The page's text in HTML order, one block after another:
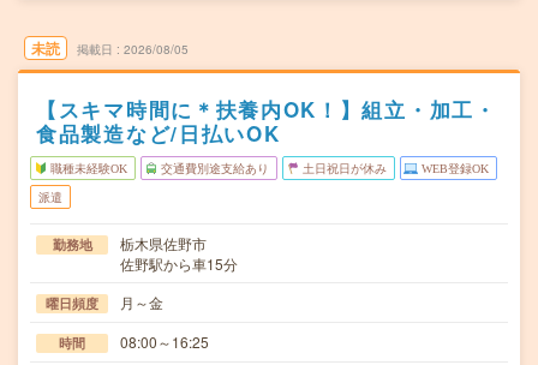
未読 掲載日 2026/08/05
【スキマ時間に＊扶養内OK！】組立・加工・
食品製造など/日払いOK
職種未経験OK 交通費別途支給あり 土日祝日が休み WEB登録OK
派遣
勤務地
栃木県佐野市
佐野駅から車15分
曜日頻度 月～金
時間 08:00～16:25